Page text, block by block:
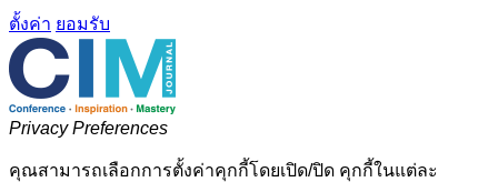
ตั้งค่า ยอมรับ
Privacy Preferences
คุณสามารถเลือกการตั้งค่าคุกกี้โดยเปิด/ปิด คุกกี้ในแต่ละ